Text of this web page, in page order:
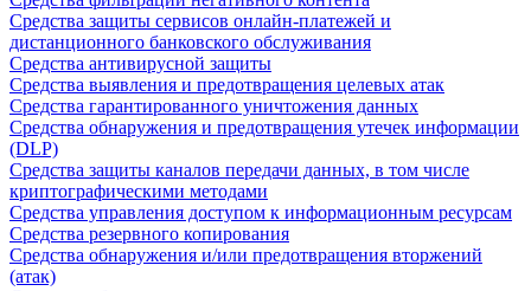
Средства защиты сервисов онлайн-платежей и
дистанционного банковского обслуживания
Средства антивирусной защиты
Средства выявления и предотвращения целевых атак
Средства гарантированного уничтожения данных
Средства обнаружения и предотвращения утечек информации
(DLP)
Средства защиты каналов передачи данных, в том числе
криптографическими методами
Средства управления доступом к информационным ресурсам
Средства резервного копирования
Средства обнаружения и/или предотвращения вторжений
(атак)